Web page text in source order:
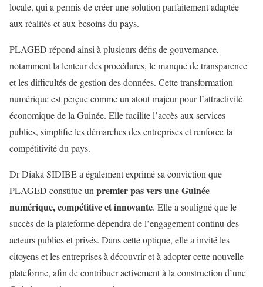
locale, qui a permis de créer une solution parfaitement adaptée
aux réalités et aux besoins du pays.
PLAGED répond ainsi à plusieurs défis de gouvernance,
notamment la lenteur des procédures, le manque de transparence
et les difficultés de gestion des données. Cette transformation
numérique est perçue comme un atout majeur pour l’attractivité
économique de la Guinée. Elle facilite l’accès aux services
publics, simplifie les démarches des entreprises et renforce la
compétitivité du pays.
Dr Diaka SIDIBE a également exprimé sa conviction que
PLAGED constitue unpremier pas vers une Guinée
numérique, compétitive et innovante. Elle a souligné que le
succès de la plateforme dépendra de l’engagement continu des
acteurs publics et privés. Dans cette optique, elle a invité les
citoyens et les entreprises à découvrir et à adopter cette nouvelle
plateforme, afin de contribuer activement à la construction d’une